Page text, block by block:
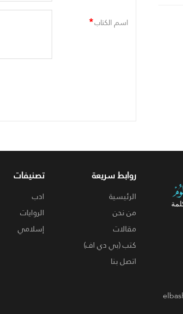
اسم الكتاب*
روابط سريعة
الرئيسية
من نحن
مقالات
كتب (بي دي اف)
اتصل بنا
تصنيفات
ادب
الروايات
إسلامي